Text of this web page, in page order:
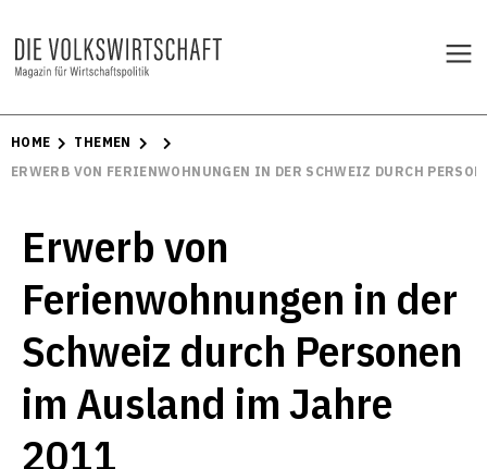
HOME
THEMEN
ERWERB VON FERIENWOHNUNGEN IN DER SCHWEIZ DURCH
Erwerb von
Ferienwohnungen in der
Schweiz durch Personen
im Ausland im Jahre
2011